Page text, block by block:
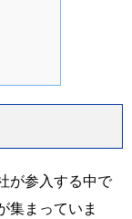
が参入する中で
集まっていま